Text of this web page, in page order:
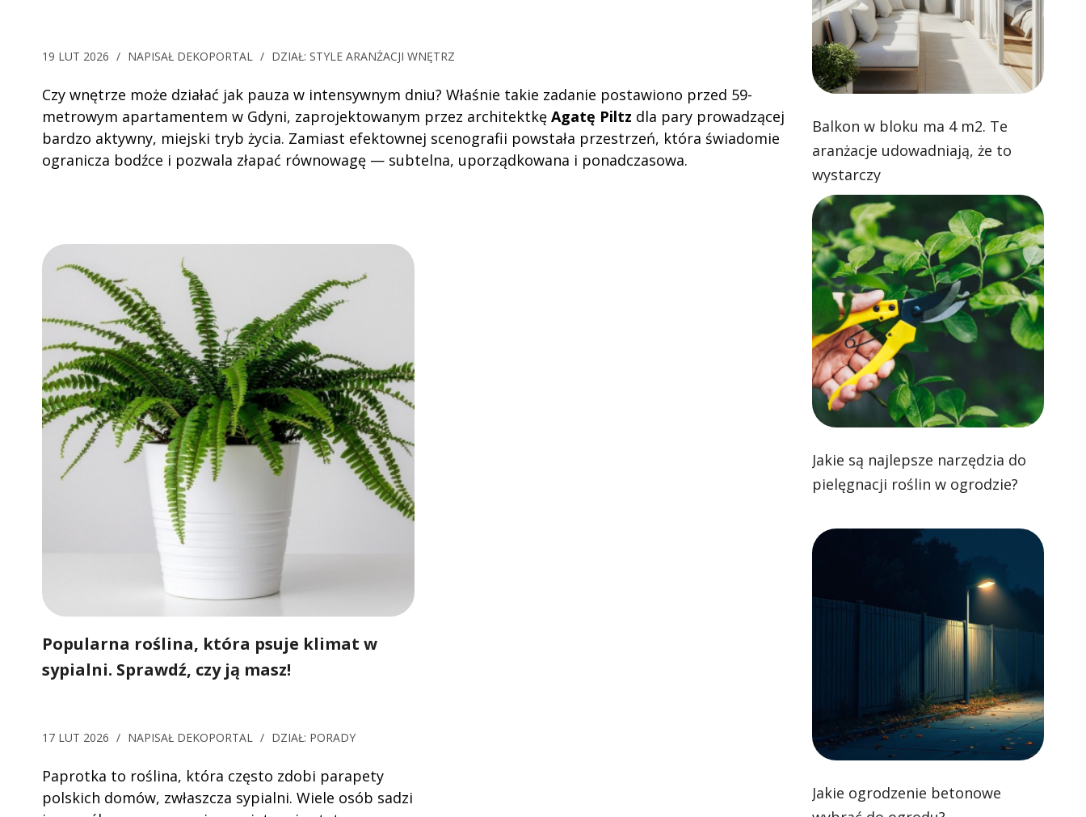
19 LUT 2026 / NAPISAŁ DEKOPORTAL / DZIAŁ: STYLE ARANŻACJI WNĘTRZ
Czy wnętrze może działać jak pauza w intensywnym dniu? Właśnie takie zadanie postawiono przed 59-
metrowym apartamentem w Gdyni, zaprojektowanym przez architektkę Agatę Piltz dla pary prowadzącej
bardzo aktywny, miejski tryb życia. Zamiast efektownej scenografii powstała przestrzeń, która świadomie
ogranicza bodźce i pozwala złapać równowagę — subtelna, uporządkowana i ponadczasowa.
Popularna roślina, która psuje klimat w
sypialni. Sprawdź, czy ją masz!
17 LUT 2026 / NAPISAŁ DEKOPORTAL / DZIAŁ: PORADY
Paprotka to roślina, która często zdobi parapety
polskich domów, zwłaszcza sypialni. Wiele osób sadzi
Balkon w bloku ma 4 m2. Te
aranżacje udowadniają, że to
wystarczy
Jakie są najlepsze narzędzia do
pielęgnacji roślin w ogrodzie?
Jakie ogrodzenie betonowe